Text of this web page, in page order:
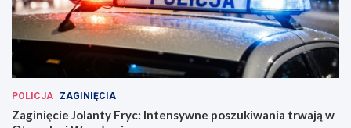
POLICJA ZAGINIĘCIA
Zaginięcie Jolanty Fryc: Intensywne poszukiwania trwają w